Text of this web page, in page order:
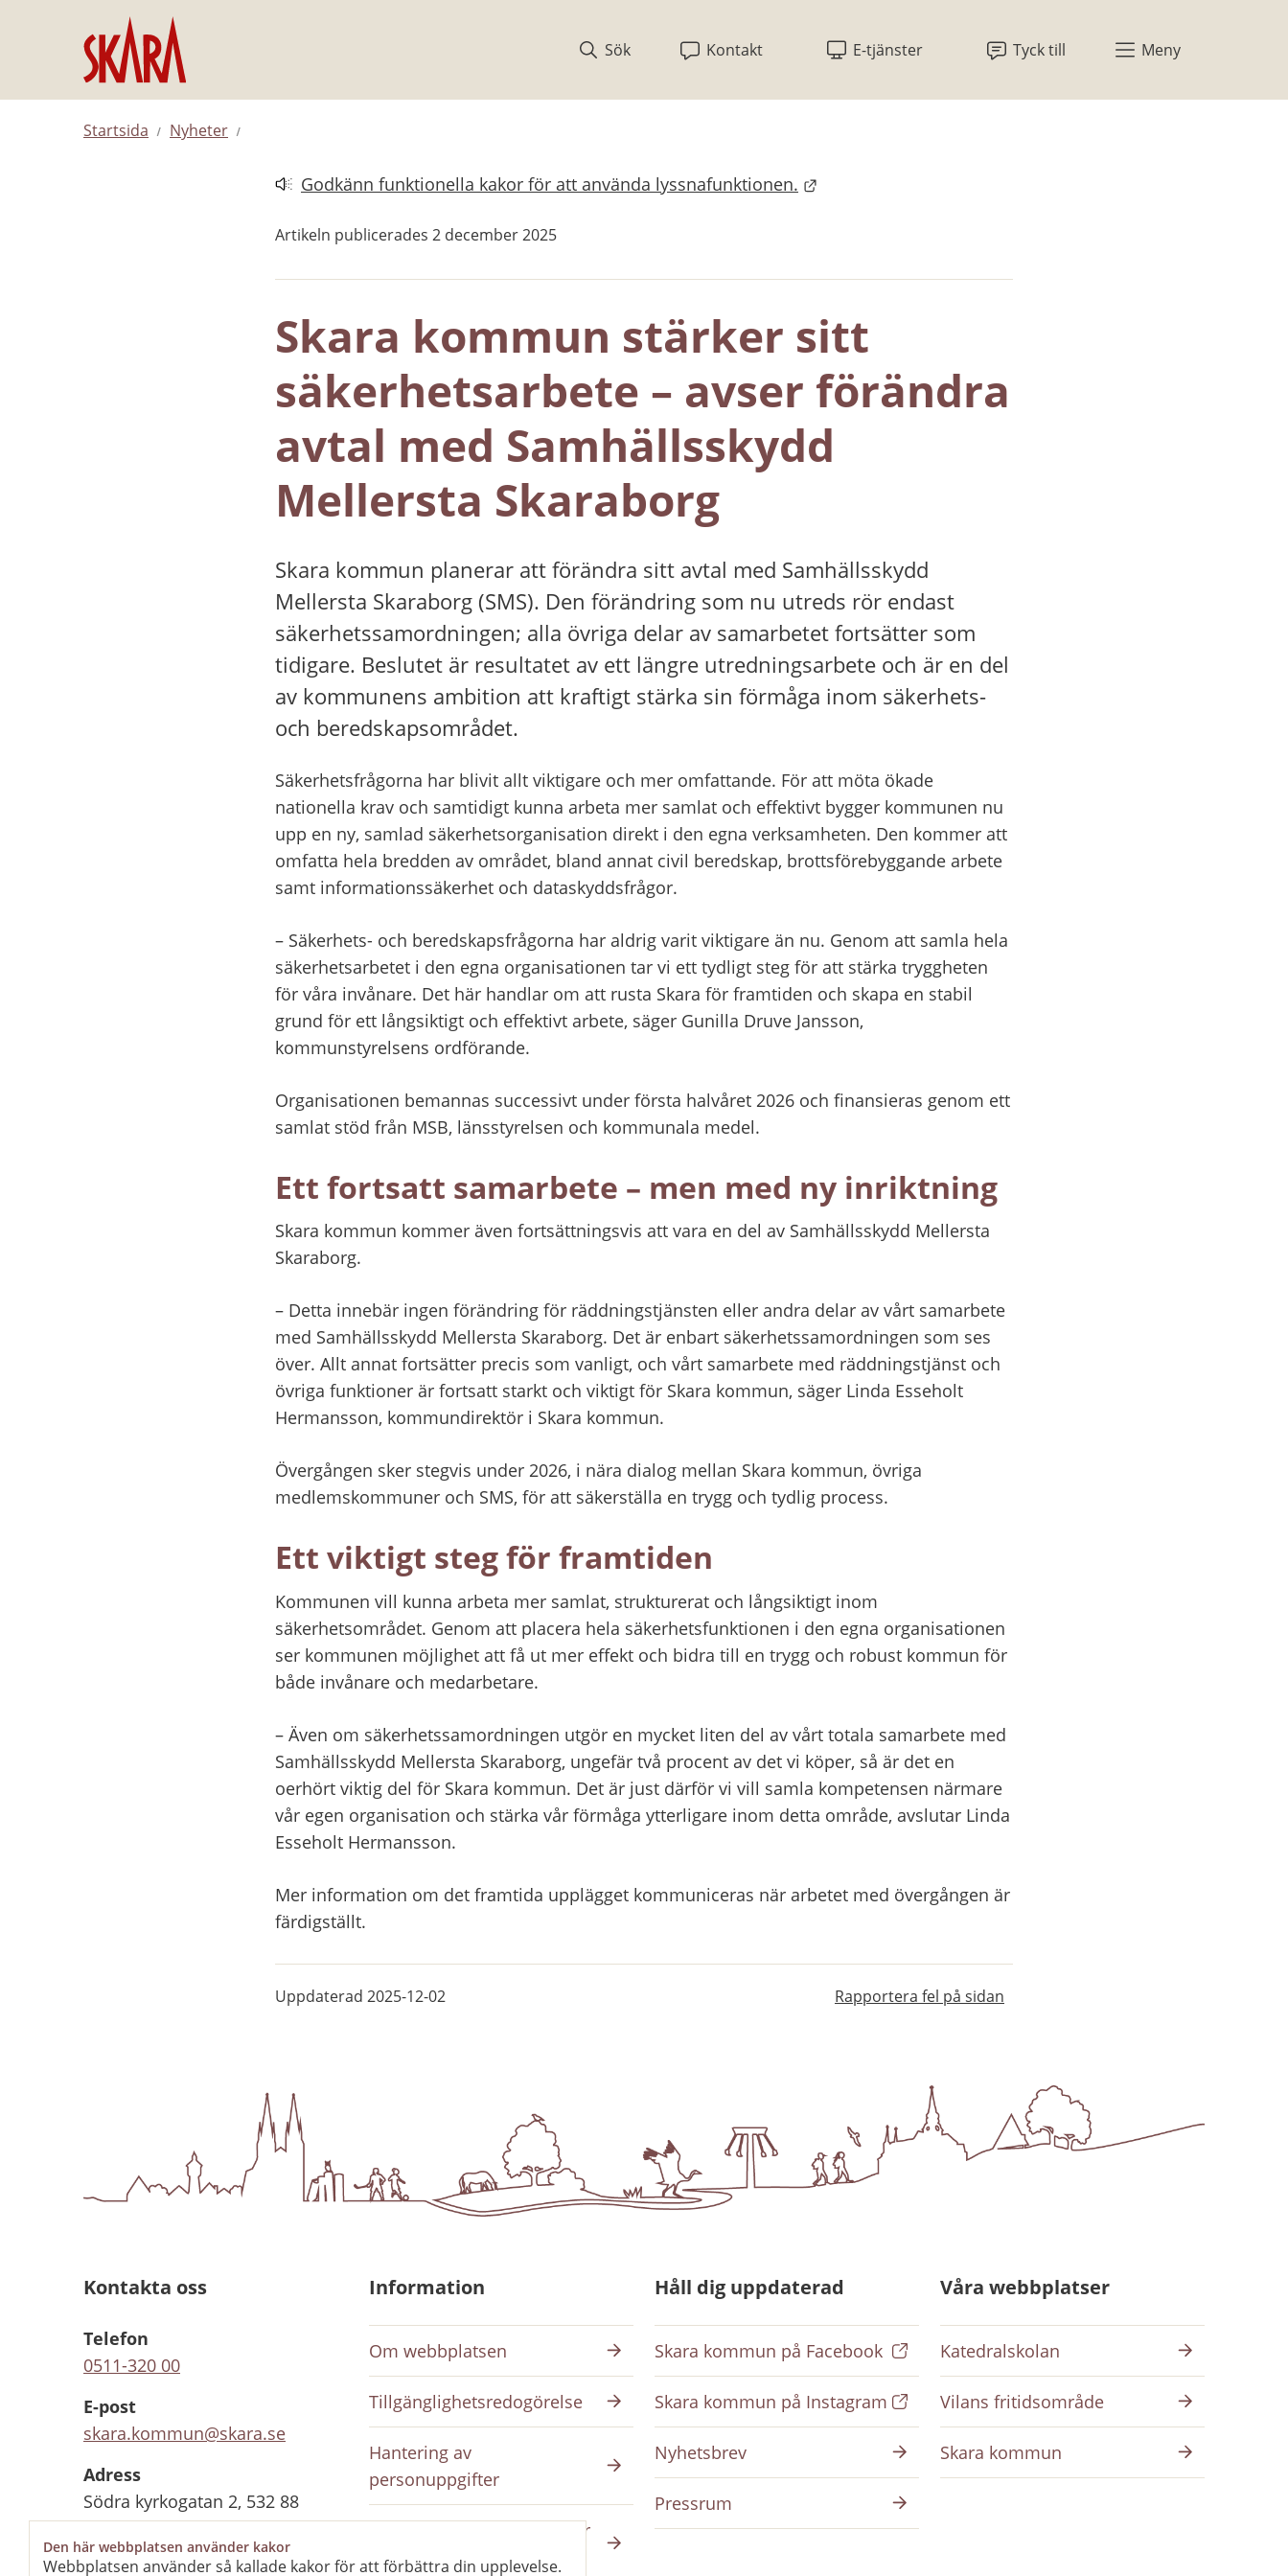
Den här webbplatsen använder kakor
Webbplatsen använder så kallade kakor för att förbättra din upplevelse.
Hoppa till innehåll
Sök
Kontakt E-tjänster Tyck till Meny
Startsida Nyheter
Godkänn funktionella kakor för att använda lyssnafunktionen.
Länk till annan webbplats.
Artikeln publicerades 2 december 2025
Skara kommun stärker sitt
säkerhetsarbete – avser förändra
avtal med Samhällsskydd
Mellersta Skaraborg
Skara kommun planerar att förändra sitt avtal med Samhällsskydd
Mellersta Skaraborg (SMS). Den förändring som nu utreds rör endast
säkerhetssamordningen; alla övriga delar av samarbetet fortsätter som
tidigare. Beslutet är resultatet av ett längre utredningsarbete och är en del
av kommunens ambition att kraftigt stärka sin förmåga inom säkerhets-
och beredskapsområdet.
Säkerhetsfrågorna har blivit allt viktigare och mer omfattande. För att möta ökade
nationella krav och samtidigt kunna arbeta mer samlat och effektivt bygger kommunen nu
upp en ny, samlad säkerhetsorganisation direkt i den egna verksamheten. Den kommer att
omfatta hela bredden av området, bland annat civil beredskap, brottsförebyggande arbete
samt informationssäkerhet och dataskyddsfrågor.
– Säkerhets- och beredskapsfrågorna har aldrig varit viktigare än nu. Genom att samla hela
säkerhetsarbetet i den egna organisationen tar vi ett tydligt steg för att stärka tryggheten
för våra invånare. Det här handlar om att rusta Skara för framtiden och skapa en stabil
grund för ett långsiktigt och effektivt arbete, säger Gunilla Druve Jansson,
kommunstyrelsens ordförande.
Organisationen bemannas successivt under första halvåret 2026 och finansieras genom ett
samlat stöd från MSB, länsstyrelsen och kommunala medel.
Ett fortsatt samarbete – men med ny inriktning
Skara kommun kommer även fortsättningsvis att vara en del av Samhällsskydd Mellersta
Skaraborg.
– Detta innebär ingen förändring för räddningstjänsten eller andra delar av vårt samarbete
med Samhällsskydd Mellersta Skaraborg. Det är enbart säkerhetssamordningen som ses
över. Allt annat fortsätter precis som vanligt, och vårt samarbete med räddningstjänst och
övriga funktioner är fortsatt starkt och viktigt för Skara kommun, säger Linda Esseholt
Hermansson, kommundirektör i Skara kommun.
Övergången sker stegvis under 2026, i nära dialog mellan Skara kommun, övriga
medlemskommuner och SMS, för att säkerställa en trygg och tydlig process.
Ett viktigt steg för framtiden
Kommunen vill kunna arbeta mer samlat, strukturerat och långsiktigt inom
säkerhetsområdet. Genom att placera hela säkerhetsfunktionen i den egna organisationen
ser kommunen möjlighet att få ut mer effekt och bidra till en trygg och robust kommun för
både invånare och medarbetare.
– Även om säkerhetssamordningen utgör en mycket liten del av vårt totala samarbete med
Samhällsskydd Mellersta Skaraborg, ungefär två procent av det vi köper, så är det en
oerhört viktig del för Skara kommun. Det är just därför vi vill samla kompetensen närmare
vår egen organisation och stärka vår förmåga ytterligare inom detta område, avslutar Linda
Esseholt Hermansson.
Mer information om det framtida upplägget kommuniceras när arbetet med övergången är
färdigställt.
Uppdaterad 2025-12-02 Rapportera fel på sidan
Kontakta oss
Telefon
0511-320 00
E-post
skara.kommun@skara.se
Adress
Södra kyrkogatan 2, 532 88
Skara
Organisationsnummer
Information
Om webbplatsen
Tillgänglighetsredogörelse
Hantering av
personuppgifter
Inloggning på intranätet för
anställda
Håll dig uppdaterad
Skara kommun på Facebook
Skara kommun på Instagram
Nyhetsbrev
Pressrum
Våra webbplatser
Katedralskolan
Vilans fritidsområde
Skara kommun